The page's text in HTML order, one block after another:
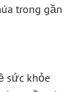
trong gần
sức khỏe